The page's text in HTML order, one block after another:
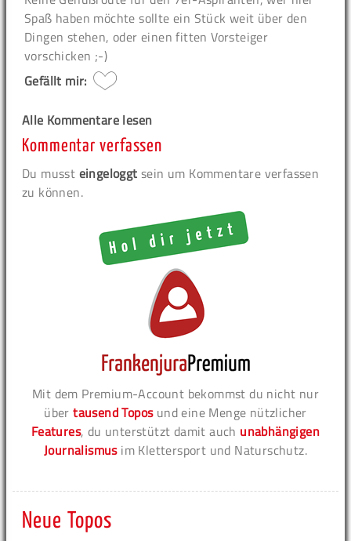
Spaß haben möchte sollte ein Stück weit über den
Dingen stehen, oder einen fitten Vorsteiger
vorschicken ;-)
Gefällt mir:
Alle Kommentare lesen
Kommentar verfassen
Du musst eingeloggt sein um Kommentare verfassen
zu können.
Mit dem Premium-Account bekommst du nicht nur
übertausend Toposund eine Menge nützlicher
Features, du unterstützt damit auch unabhängigen
Journalismusim Klettersport und Naturschutz.
Neue Topos